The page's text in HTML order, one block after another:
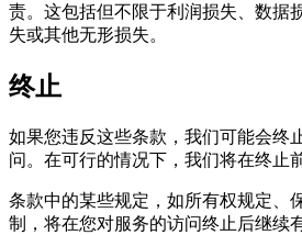
责。这包括但不限于利润损失、数据
失或其他无形损失。
终止
如果您违反这些条款，我们可能会终
问。在可行的情况下，我们将在终止
条款中的某些规定，如所有权规定、
制，将在您对服务的访问终止后继续